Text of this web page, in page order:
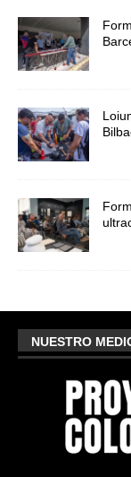
NUESTRO